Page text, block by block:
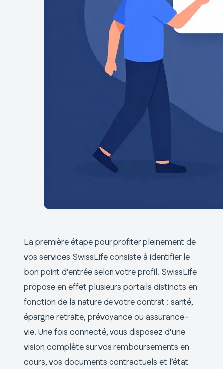
La première étape pour profiter pleinement de
vos services SwissLife consiste à identifier le
bon point d’entrée selon votre profil. SwissLife
propose en effet plusieurs portails distincts en
fonction de la nature de votre contrat : santé,
épargne retraite, prévoyance ou assurance-
vie. Une fois connecté, vous disposez d’une
vision complète sur vos remboursements en
cours, vos documents contractuels et l’état